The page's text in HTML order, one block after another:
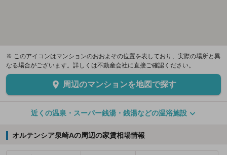
※ このアイコンはマンションのおおよその位置を表しており、実際の場所と異
なる場合がございます。詳しくは不動産会社に直接ご確認ください。
周辺のマンションを地図で探す
近くの温泉・スーパー銭湯・銭湯などの温浴施設
オルテンシア泉崎Aの周辺の家賃相場情報